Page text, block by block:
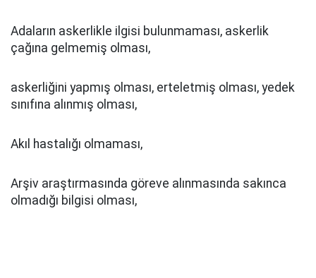
Adaların askerlikle ilgisi bulunmaması, askerlik
çağına gelmemiş olması,
askerliğini yapmış olması, erteletmiş olması, yedek
sınıfına alınmış olması,
Akıl hastalığı olmaması,
Arşiv araştırmasında göreve alınmasında sakınca
olmadığı bilgisi olması,